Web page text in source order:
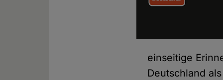
einseitige
Deutschland